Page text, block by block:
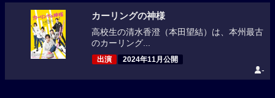
カーリングの神様
高校生の清水香澄（本田望結）は、本州最古
のカーリング...
出演 2024年11月公開
-